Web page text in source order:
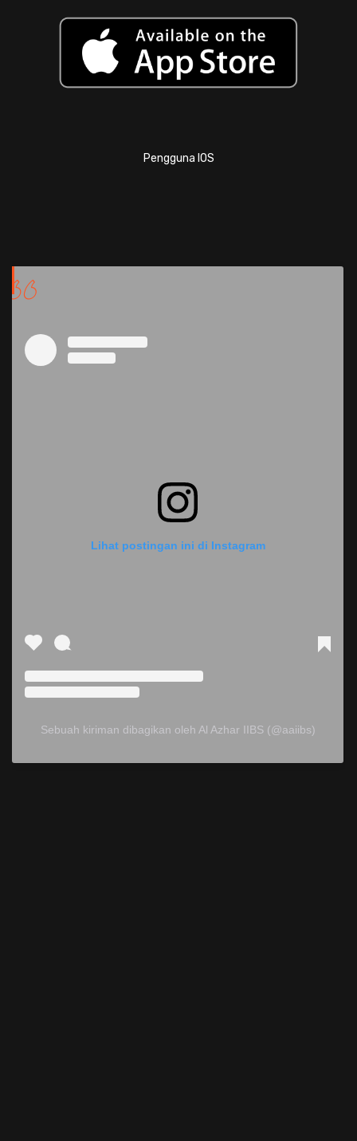
Pengguna IOS
Lihat postingan ini di Instagram
Sebuah kiriman dibagikan oleh Al Azhar IIBS (@aaiibs)